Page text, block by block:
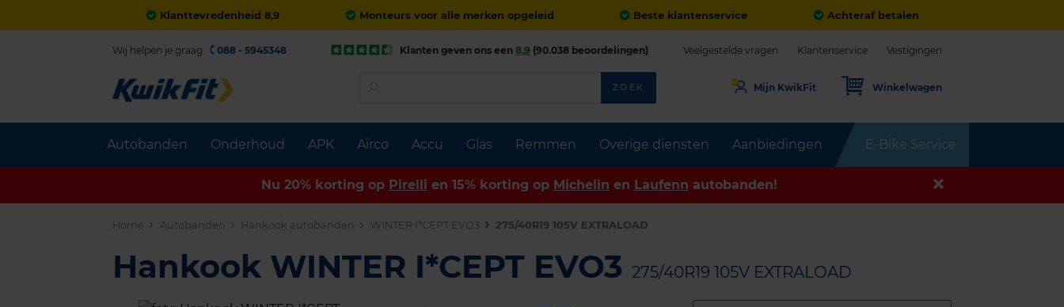
Klanttevredenheid 8,9 Monteurs voor alle merken opgeleid Beste klantenservice Achteraf betalen
Autobanden Onderhoud APK Airco Accu Glas Remmen Overige diensten Aanbiedingen E-Bike Service
Wij helpen je graag. 088 - 5945348 Klanten geven ons een 8,9 (90.038 beoordelingen) Veelgestelde vragen Klantenservice Vestigingen
ZOEK Mijn KwikFit Winkelwagen
Nu 20% korting op Pirelli en 15% korting op Michelin en Laufenn autobanden!
Home Autobanden Hankook autobanden WINTER I*CEPT EVO3 275/40R19 105V EXTRALOAD
Hankook WINTER I*CEPT EVO3 275/40R19 105V EXTRALOAD